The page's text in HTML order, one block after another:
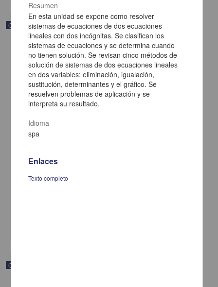
Objeto de aprendizaje
Olavarrieta, Eric - Coordinación de Universidad Abierta y
Objeto de aprendizaje
Resumen
En esta unidad se expone como resolver
sistemas de ecuaciones de dos ecuaciones
lineales con dos incógnitas. Se clasifican los
sistemas de ecuaciones y se determina cuando
no tienen solución. Se revisan cinco métodos de
solución de sistemas de dos ecuaciones lineales
en dos variables: eliminación, igualación,
sustitución, determinantes y el gráfico. Se
resuelven problemas de aplicación y se
interpreta su resultado.
Idioma
spa
Enlaces
Texto completo